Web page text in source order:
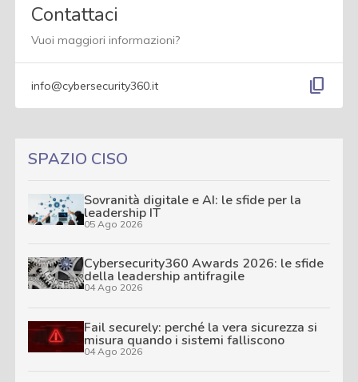
Contattaci
Vuoi maggiori informazioni?
info@cybersecurity360.it content_copy
SPAZIO CISO
Sovranità digitale e AI: le sfide per la
leadership IT
05 Ago 2026
Cybersecurity360 Awards 2026: le sfide
della leadership antifragile
04 Ago 2026
Fail securely: perché la vera sicurezza si
misura quando i sistemi falliscono
04 Ago 2026